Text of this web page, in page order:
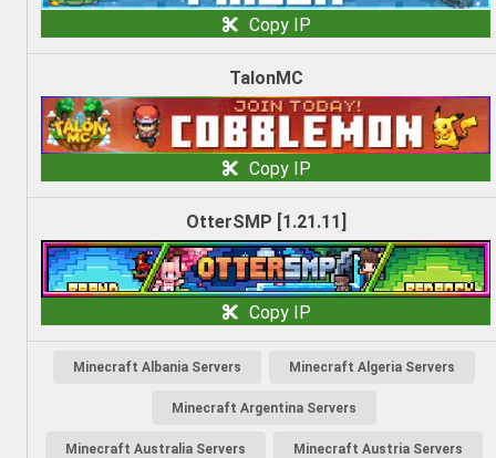
Copy IP
TalonMC
Copy IP
OtterSMP [1.21.11]
Copy IP
Minecraft Albania Servers Minecraft Algeria Servers
Minecraft Argentina Servers
Minecraft Australia Servers Minecraft Austria Servers